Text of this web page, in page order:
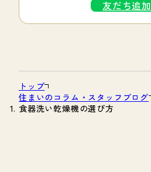
友だち追加
トップ
住まいのコラム・スタッフブログ
食器洗い乾燥機の選び方